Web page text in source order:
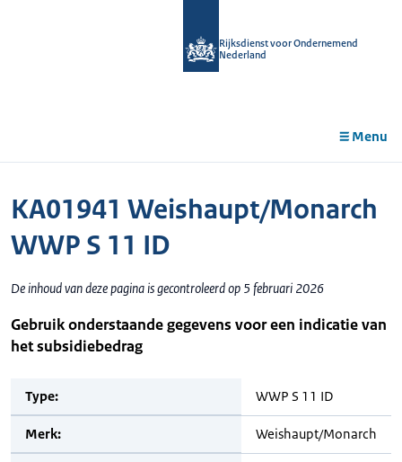
Rijksdienst voor Ondernemend
Nederland
Menu
KA01941 Weishaupt/Monarch
WWP S 11 ID
De inhoud van deze pagina is gecontroleerd op 5 februari 2026
Gebruik onderstaande gegevens voor een indicatie van
het subsidiebedrag
Type: WWP S 11 ID
Merk: Weishaupt/Monarch